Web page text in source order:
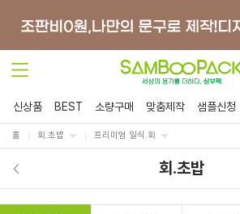
신상품 BEST 소량구매 맞춤제작 샘플신청
홈 회.초밥 프리미엄 일식.회
회.초밥